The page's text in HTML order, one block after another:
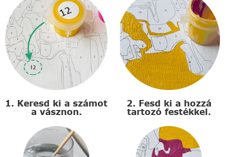
1. Keresd ki a számot
a vásznon.
2. Fesd ki a hozzá
tartozó festékkel.